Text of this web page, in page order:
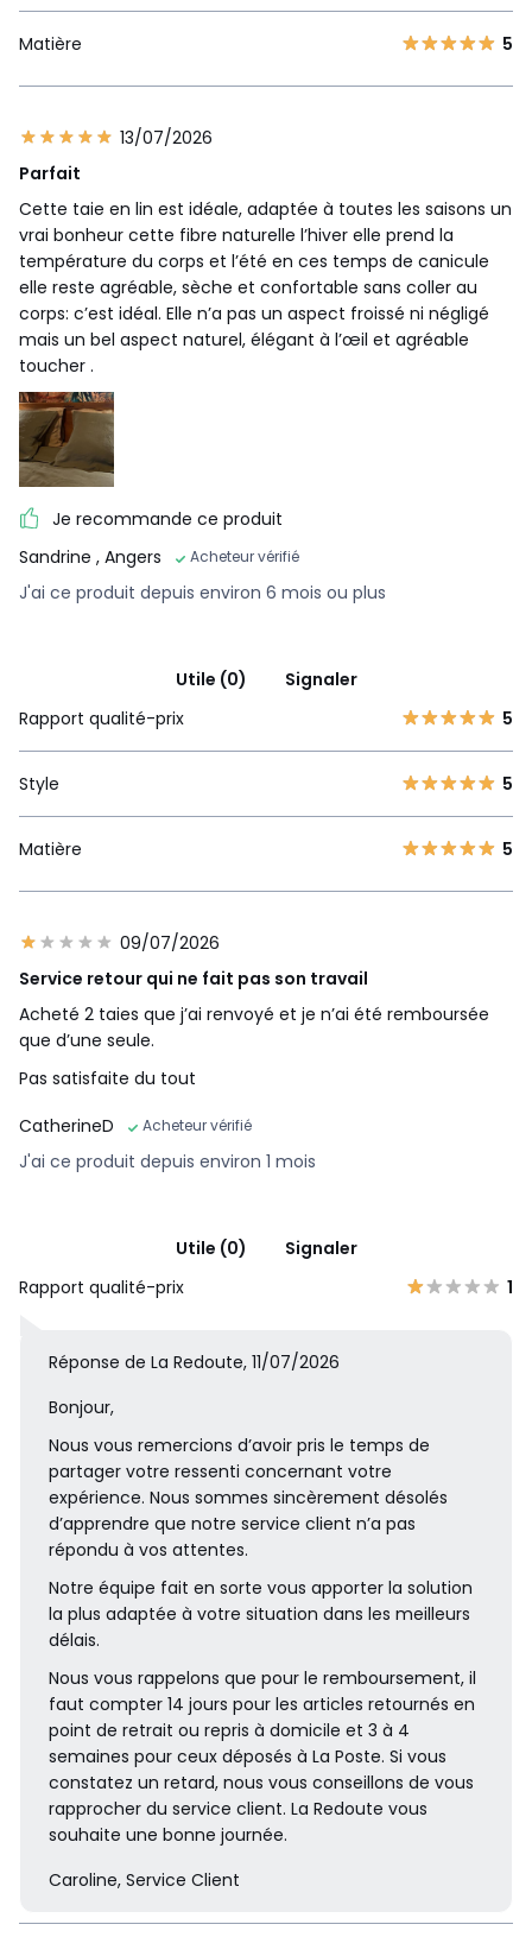
Matière 5
13/07/2026
Parfait
Cette taie en lin est idéale, adaptée à toutes les saisons un
vrai bonheur cette fibre naturelle l’hiver elle prend la
température du corps et l’été en ces temps de canicule
elle reste agréable, sèche et confortable sans coller au
corps: c’est idéal. Elle n’a pas un aspect froissé ni négligé
mais un bel aspect naturel, élégant à l’œil et agréable
toucher .
Je recommande ce produit
Sandrine , Angers Acheteur vérifié
J'ai ce produit depuis environ 6 mois ou plus
Utile (0)
Signaler
Rapport qualité-prix
5
Style 5
Matière 5
09/07/2026
Service retour qui ne fait pas son travail
Acheté 2 taies que j’ai renvoyé et je n’ai été remboursée
que d’une seule.
Pas satisfaite du tout
CatherineD
Acheteur vérifié
J'ai ce produit depuis environ 1 mois
Utile (0)
Signaler
Rapport qualité-prix
1
Réponse de La Redoute, 11/07/2026
Bonjour,
Nous vous remercions d’avoir pris le temps de
partager votre ressenti concernant votre
expérience. Nous sommes sincèrement désolés
d’apprendre que notre service client n’a pas
répondu à vos attentes.
Notre équipe fait en sorte vous apporter la solution
la plus adaptée à votre situation dans les meilleurs
délais.
Nous vous rappelons que pour le remboursement, il
faut compter 14 jours pour les articles retournés en
point de retrait ou repris à domicile et 3 à 4
semaines pour ceux déposés à La Poste. Si vous
constatez un retard, nous vous conseillons de vous
rapprocher du service client. La Redoute vous
souhaite une bonne journée.
Caroline, Service Client